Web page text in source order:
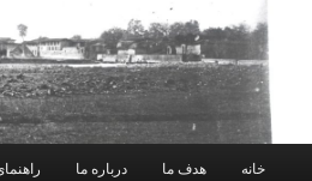
خانه هدف ما درباره ما